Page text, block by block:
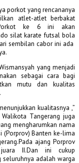
porkot yang rencananya
atlet-atlet berbakat
ke 6 ini akan
silat karate futsal bola
sembilan cabor ini ada
yang menjadi
sebagai cara bagi
mutu dan kualitas
kualitasnya ,”
Tangerang juga
mengharumkan nama
(Porprov) Banten ke-lima
ajang Porprov
II.Dan ini cukup
seluruhnya adalah warga